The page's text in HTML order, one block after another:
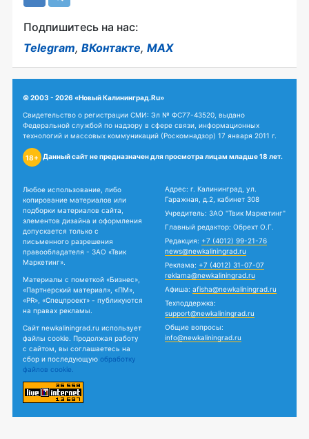
Подпишитесь на нас:
Telegram, ВКонтакте, MAX
© 2003 - 2026 «Новый Калининград.Ru»
Свидетельство о регистрации СМИ: Эл № ФС77-43520, выдано
Федеральной службой по надзору в сфере связи, информационных
технологий и массовых коммуникаций (Роскомнадзор) 17 января 2011 г.
18+ Данный сайт не предназначен для просмотра лицам младше 18 лет.
Любое использование, либо
копирование материалов или
подборки материалов сайта,
элементов дизайна и оформления
допускается только с
письменного разрешения
правообладателя - ЗАО «Твик
Маркетинг».
Материалы с пометкой «Бизнес»,
«Партнерский материал», «ПМ»,
«PR», «Спецпроект» - публикуются
на правах рекламы.
Сайт newkaliningrad.ru использует
файлы cookie. Продолжая работу
с сайтом, вы соглашаетесь на
сбор и последующую обработку
файлов cookie.
Адрес: г. Калининград, ул.
Гаражная, д.2, кабинет 308
Учредитель: ЗАО "Твик Маркетинг"
Главный редактор: Обрехт О.Г.
Редакция: +7 (4012) 99-21-76
news@newkaliningrad.ru
Реклама: +7 (4012) 31-07-07
reklama@newkaliningrad.ru
Афиша: afisha@newkaliningrad.ru
Техподдержка:
support@newkaliningrad.ru
Общие вопросы:
info@newkaliningrad.ru